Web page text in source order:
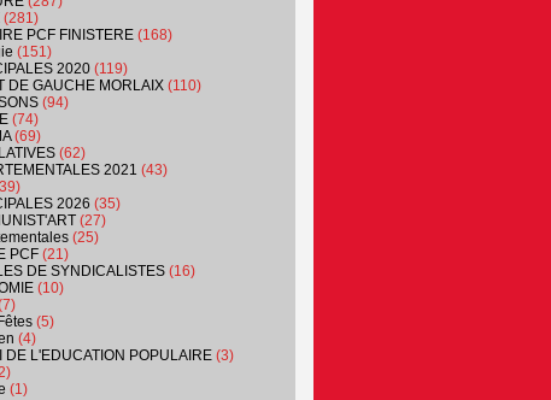
(281)
PCF FINISTERE (168)
(151)
2020 (119)
DE GAUCHE MORLAIX (110)
(94)
(74)
(69)
(62)
2021 (43)
2026 (35)
(27)
(25)
PCF (21)
DE SYNDICALISTES (16)
(10)
(5)
(4)
DE L'EDUCATION POPULAIRE (3)
(1)